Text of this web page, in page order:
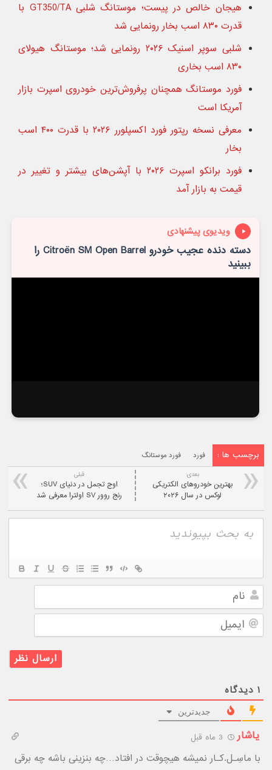
هیجان خالص در پیست؛ موستانگ شلبی GT350/TA با
قدرت ۸۳۰ اسب بخار رونمایی شد
شلبی سوپر اسنیک ۲۰۲۶ رونمایی شد؛ موستانگ هیولای
۸۳۰ اسب بخاری
فورد موستانگ همچنان پرفروش‌ترین خودروی اسپرت بازار
آمریکا است
معرفی نسخه رپتور فورد اکسپلورر ۲۰۲۶ با قدرت ۴۰۰ اسب
بخار
فورد برانکو اسپرت ۲۰۲۶ با آپشن‌های بیشتر و تغییر در
قیمت به بازار آمد
ویدیوی پیشنهادی
دسته دنده عجیب خودرو Citroën SM Open Barrel را
ببینید
برچسب ها : فورد فورد موستانگ
قبلی
اوج تجمل در دنیای SUV؛
رنج روور SV اولترا معرفی شد
بعدی:
بهترین خودروهای الکتریکی
لوکس در سال ۲۰۲۶
نام
ایمیل
۱ دیدگاه
جدیدترین
یاشار
با ماسِـل.کـار نمیشه هیچوقت در افتاد…چه بنزینی باشه چه برقی